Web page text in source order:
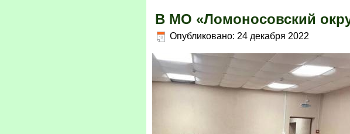
В МО «Ломоносовский
Опубликовано: 24 декабря 2022